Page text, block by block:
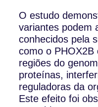
O estudo
variantes podem
conhecidos pela
como o PHOX2B
regiões do
proteínas,
reguladoras da
Este efeito foi